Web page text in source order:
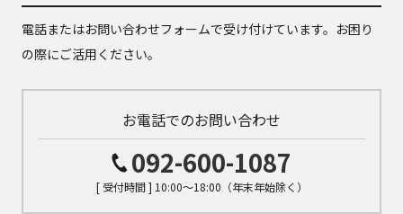
電話またはお問い合わせフォームで受け付けています。お困り
の際にご活用ください。
お電話でのお問い合わせ
092-600-1087
[ 受付時間 ] 10:00～18:00（年末年始除く）